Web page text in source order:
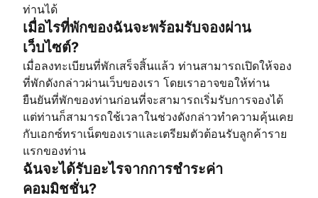
ท่านได้
เมื่อไรที่พักของฉันจะพร้อมรับจองผ่าน
เว็บไซต์?
เมื่อลงทะเบียนที่พักเสร็จสิ้นแล้ว ท่านสามารถเปิดให้จอง
ที่พักดังกล่าวผ่านเว็บของเรา โดยเราอาจขอให้ท่าน
ยืนยันที่พักของท่านก่อนที่จะสามารถเริ่มรับการจองได้
แต่ท่านก็สามารถใช้เวลาในช่วงดังกล่าวทำความคุ้นเคย
กับเอกซ์ทราเน็ตของเราและเตรียมตัวต้อนรับลูกค้าราย
แรกของท่าน
ฉันจะได้รับอะไรจากการชำระค่า
คอมมิชชั่น?